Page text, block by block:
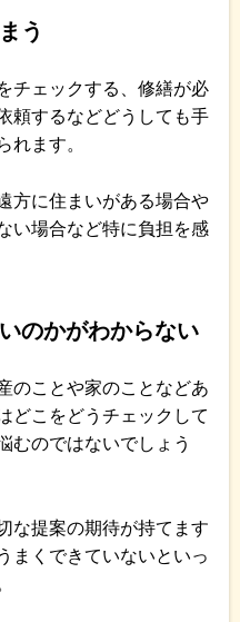
う
チェックする、修繕が必
頼するなどどうしても手
れます。
方に住まいがある場合や
い場合など特に負担を感
のかがわからない
のことや家のことなどあ
どこをどうチェックして
むのではないでしょう
な提案の期待が持てます
まくできていないといっ